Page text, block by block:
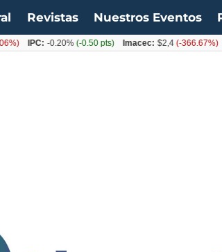
Revistas Nuestros Eventos
IPC: -0.20%(-0.50 pts) Imacec: $2,4(-366.67%)